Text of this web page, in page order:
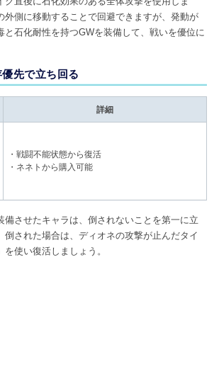
外側に移動することで回避できますが、発動が
と石化耐性を持つGWを装備して、戦いを優位に
先で立ち回る
詳細
・戦闘不能状態から復活
・ネネトから購入可能
備させたキャラは、倒されないことを第一に立
倒された場合は、ディオネの攻撃が止んだタイ
使い復活しましょう。